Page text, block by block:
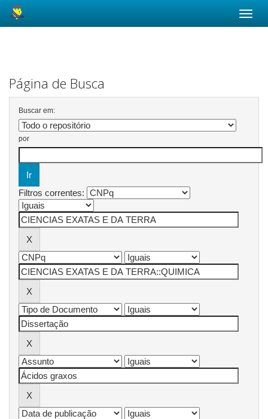
Página de Busca
Buscar em:
por
Filtros correntes: